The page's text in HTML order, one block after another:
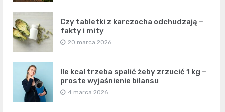
Czy tabletki z karczocha odchudzają –
fakty i mity
20 marca 2026
Ile kcal trzeba spalić żeby zrzucić 1 kg –
proste wyjaśnienie bilansu
4 marca 2026